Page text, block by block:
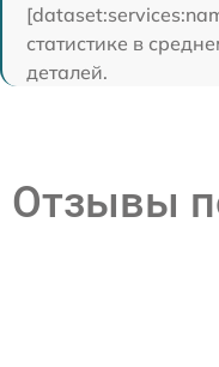
статистике в
деталей.
Отзывы